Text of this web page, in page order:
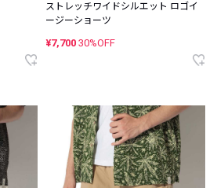
ストレッチワイドシルエット ロゴイ
ージーショーツ
¥7,700 30%OFF